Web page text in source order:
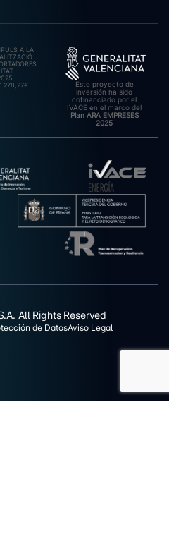
A LA
Este proyecto de
inversión ha sido
cofinanciado por el
IVACE en el marco del
Plan ARA EMPRESES
2025
All Rights Reserved
de DatosAviso Legal